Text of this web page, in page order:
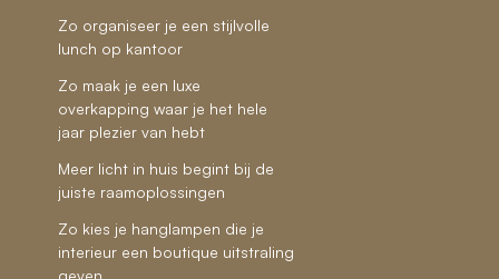
Zo organiseer je een stijlvolle
lunch op kantoor
Zo maak je een luxe
overkapping waar je het hele
jaar plezier van hebt
Meer licht in huis begint bij de
juiste raamoplossingen
Zo kies je hanglampen die je
interieur een boutique uitstraling
geven